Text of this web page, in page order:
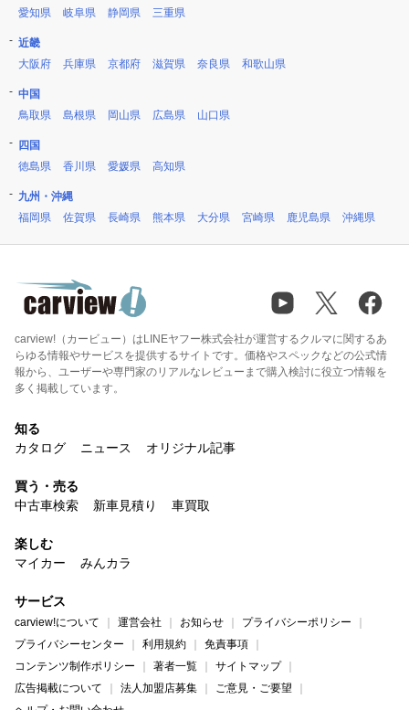
愛知県
岐阜県 静岡県 三重県
近畿
大阪府
兵庫県 京都府 滋賀県 奈良県 和歌山県
中国
鳥取県
島根県 岡山県 広島県 山口県
四国
徳島県
香川県 愛媛県 高知県
九州・沖縄
福岡県
佐賀県 長崎県 熊本県 大分県 宮崎県 鹿児島県 沖縄県
carview!（カービュー）はLINEヤフー株式会社が運営するクルマに関するあ
らゆる情報やサービスを提供するサイトです。価格やスペックなどの公式情
報から、ユーザーや専門家のリアルなレビューまで購入検討に役立つ情報を
多く掲載しています。
知る
カタログ
ニュース オリジナル記事
買う・売る
中古車検索
新車見積り 車買取
楽しむ
マイカー
みんカラ
サービス
carview!について 運営会社 お知らせ
プライバシーポリシー
プライバシーセンター
利用規約
免責事項
コンテンツ制作ポリシー
著者一覧
サイトマップ
広告掲載について
法人加盟店募集
ご意見・ご要望